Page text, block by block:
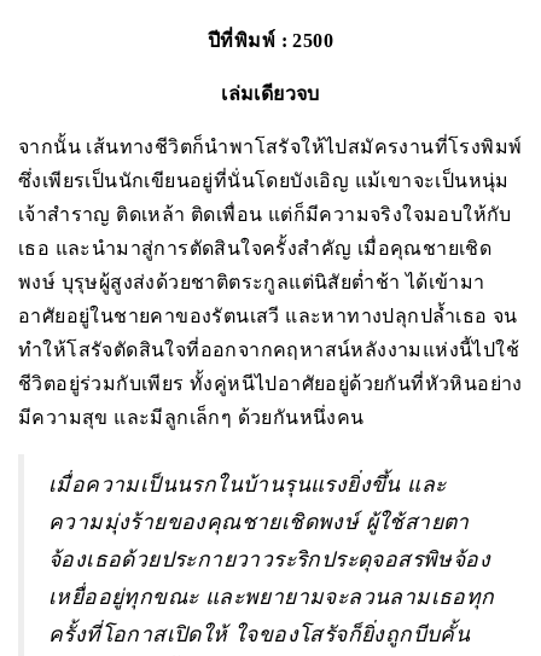
ปีที่พิมพ์ : 2500
เล่มเดียวจบ
จากนั้น เส้นทางชีวิตก็นำพาโสรัจให้ไปสมัครงานที่โรงพิมพ์
ซึ่งเพียรเป็นนักเขียนอยู่ที่นั่นโดยบังเอิญ แม้เขาจะเป็นหนุ่ม
เจ้าสำราญ ติดเหล้า ติดเพื่อน แต่ก็มีความจริงใจมอบให้กับ
เธอ และนำมาสู่การตัดสินใจครั้งสำคัญ เมื่อคุณชายเชิด
พงษ์ บุรุษผู้สูงส่งด้วยชาติตระกูลแต่นิสัยต่ำช้า ได้เข้ามา
อาศัยอยู่ในชายคาของรัตนเสวี และหาทางปลุกปล้ำเธอ จน
ทำให้โสรัจตัดสินใจที่ออกจากคฤหาสน์หลังงามแห่งนี้ไปใช้
ชีวิตอยู่ร่วมกับเพียร ทั้งคู่หนีไปอาศัยอยู่ด้วยกันที่หัวหินอย่าง
มีความสุข และมีลูกเล็กๆ ด้วยกันหนึ่งคน
เมื่อความเป็นนรกในบ้านรุนแรงยิ่งขึ้น และ
ความมุ่งร้ายของคุณชายเชิดพงษ์ ผู้ใช้สายตา
จ้องเธอด้วยประกายวาวระริกประดุจอสรพิษจ้อง
เหยื่ออยู่ทุกขณะ และพยายามจะลวนลามเธอทุก
ครั้งที่โอกาสเปิดให้ ใจของโสรัจก็ยิ่งถูกบีบคั้น